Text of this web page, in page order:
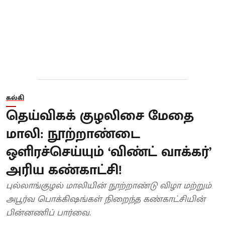
கல்கி
தெய்விகக் குழலிசை மேதை
மாலி: நூற்றாண்டை
ஒளிரச்செய்யும் ‘விண்ட் வாக்கர்’
அரிய கண்காட்சி!
புல்லாங்குழல் மாலியின் நூற்றாண்டு விழா மற்றும்
அபூர்வ பொக்கிஷங்கள் நிறைந்த கண்காட்சியின்
பின்னணிப் பார்வை.